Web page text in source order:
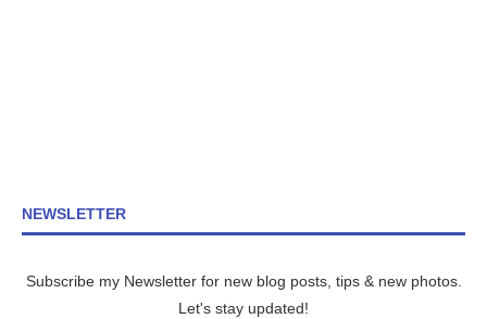
NEWSLETTER
Subscribe my Newsletter for new blog posts, tips & new photos.
Let's stay updated!